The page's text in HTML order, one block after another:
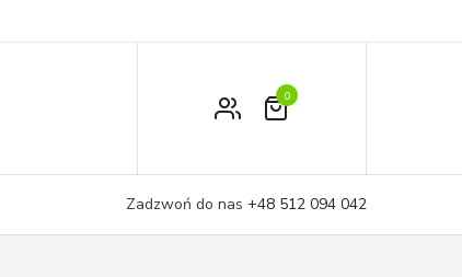
Moje konto
0
Zadzwoń do nas +48 512 094 042